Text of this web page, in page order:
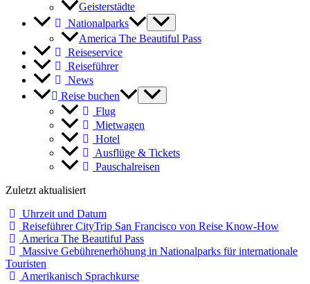
Geisterstädte
Nationalparks
America The Beautiful Pass
Reiseservice
Reiseführer
News
Reise buchen
Flug
Mietwagen
Hotel
Ausflüge & Tickets
Pauschalreisen
Zuletzt aktualisiert
Uhrzeit und Datum
Reiseführer CityTrip San Francisco von Reise Know-How
America The Beautiful Pass
Massive Gebührenerhöhung in Nationalparks für internationale
Touristen
Amerikanisch Sprachkurse